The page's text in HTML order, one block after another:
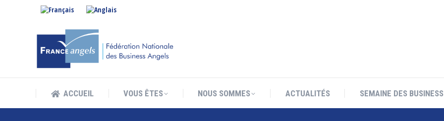
ACCUEIL VOUS ÊTES NOUS SOMMES ACTUALITÉS SEMAINE DES
ACCUEIL